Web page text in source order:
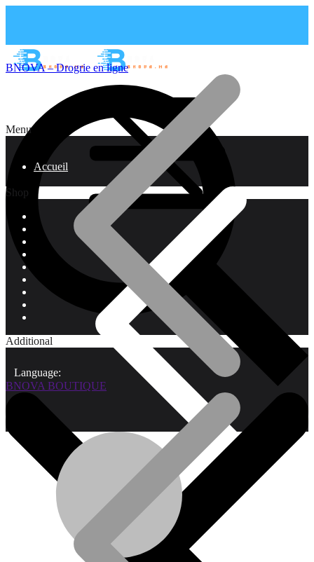
Menu
Accueil
Qui sommes-nous?
Shop
Additional
Language:
BNOVA – Drogrie en ligne
BNOVA BOUTIQUE